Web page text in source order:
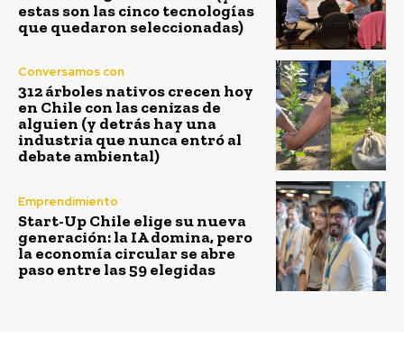
estas son las cinco tecnologías
que quedaron seleccionadas)
Conversamos con
312 árboles nativos crecen hoy
en Chile con las cenizas de
alguien (y detrás hay una
industria que nunca entró al
debate ambiental)
Emprendimiento
Start-Up Chile elige su nueva
generación: la IA domina, pero
la economía circular se abre
paso entre las 59 elegidas